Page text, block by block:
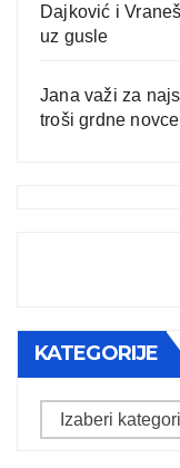
Dajković i
uz gusle
Jana važi za
troši grdne
KATEGORIJE
Kategorije